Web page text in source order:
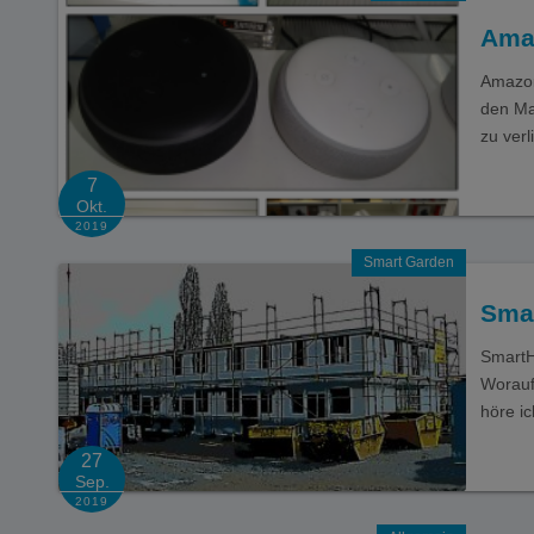
7
Okt.
2019
den
zu
Smart Garden
27
Sep.
2019
höre